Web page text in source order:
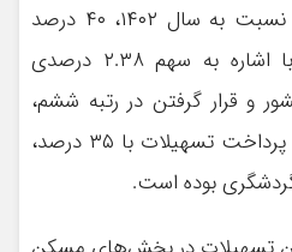
تسهیلات پرداخت کرد که نسبت به سال ۱۴۰۲، ۴۰ درصد
افزایش یافته است. وی با اشاره به سهم ۲.۳۸ درصدی
و قرار گرفتن در رتبه ششم،
تصریح کرد: بیشترین سهم پرداخت تسهیلات با ۳۵ درصد،
بوده است.